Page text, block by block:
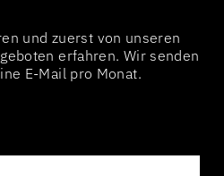
und zuerst von unseren
erfahren. Wir senden
E-Mail pro Monat.